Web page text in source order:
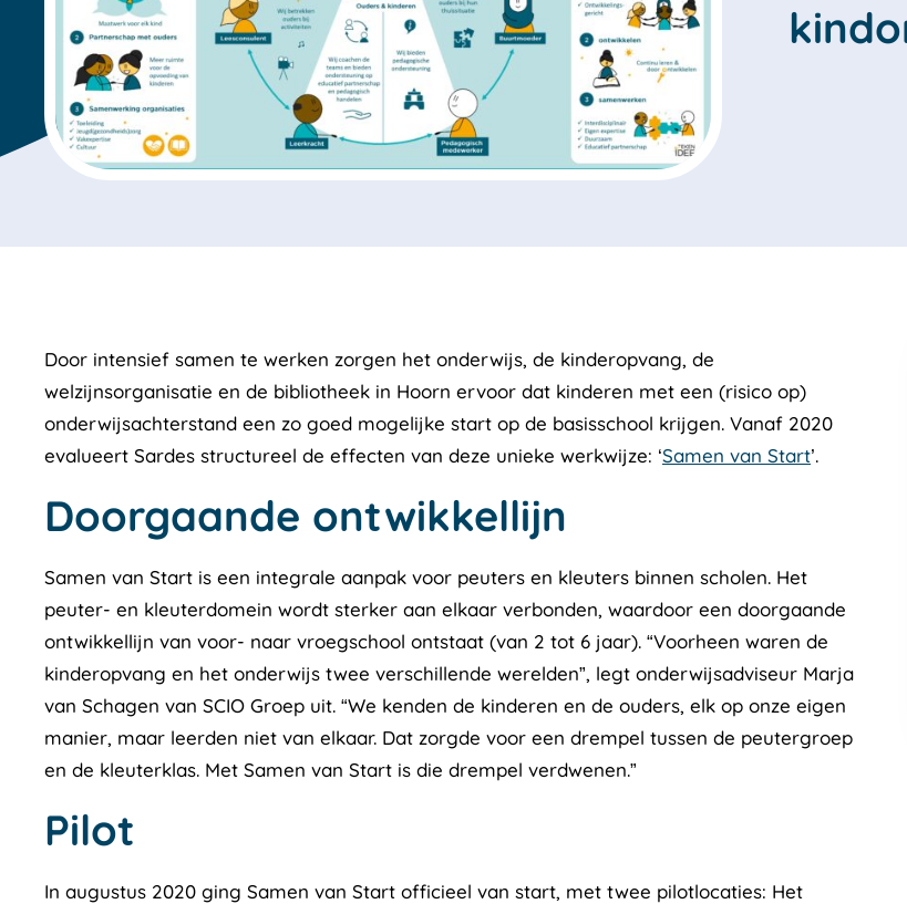
Door intensief samen te werken zorgen het onderwijs, de kinderopvang, de
welzijnsorganisatie en de bibliotheek in Hoorn ervoor dat kinderen met een (risico op)
onderwijsachterstand een zo goed mogelijke start op de basisschool krijgen. Vanaf 2020
evalueert Sardes structureel de effecten van deze unieke werkwijze: ‘Samen van Start’.
Doorgaande ontwikkellijn
Samen van Start is een integrale aanpak voor peuters en kleuters binnen scholen. Het
peuter- en kleuterdomein wordt sterker aan elkaar verbonden, waardoor een doorgaande
ontwikkellijn van voor- naar vroegschool ontstaat (van 2 tot 6 jaar). “Voorheen waren de
kinderopvang en het onderwijs twee verschillende werelden”, legt onderwijsadviseur Marja
van Schagen van SCIO Groep uit. “We kenden de kinderen en de ouders, elk op onze eigen
manier, maar leerden niet van elkaar. Dat zorgde voor een drempel tussen de peutergroep
en de kleuterklas. Met Samen van Start is die drempel verdwenen.”
Pilot
In augustus 2020 ging Samen van Start officieel van start, met twee pilotlocaties: Het